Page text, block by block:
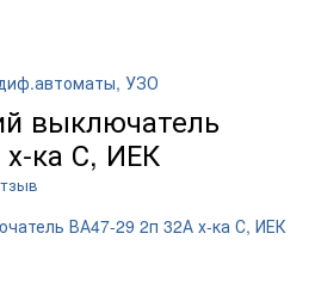
УЗО
выключатель
ка С, ИЕК